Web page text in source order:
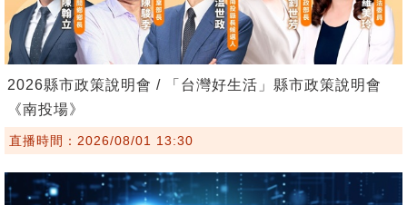
2026縣市政策說明會 / 「台灣好生活」縣市政策說明會
《南投場》
直播時間：2026/08/01 13:30